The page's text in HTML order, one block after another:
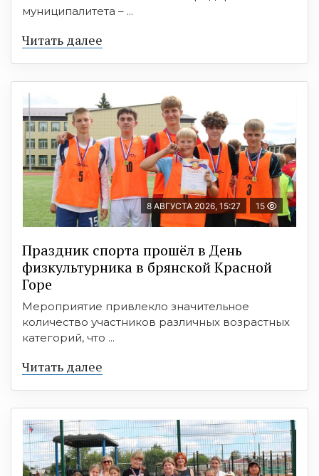
муниципалитета – ...
Читать далее
8 АВГУСТА 2026, 15:27 15
Праздник спорта прошёл в День
физкультурника в брянской Красной
Горе
Мероприятие привлекло значительное
количество участников различных возрастных
категорий, что ...
Читать далее